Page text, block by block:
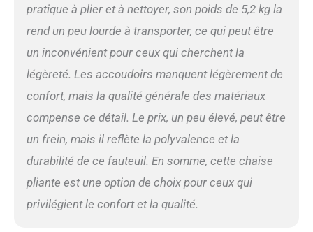
pratique à plier et à nettoyer, son poids de 5,2 kg la
rend un peu lourde à transporter, ce qui peut être
un inconvénient pour ceux qui cherchent la
légèreté. Les accoudoirs manquent légèrement de
confort, mais la qualité générale des matériaux
compense ce détail. Le prix, un peu élevé, peut être
un frein, mais il reflète la polyvalence et la
durabilité de ce fauteuil. En somme, cette chaise
pliante est une option de choix pour ceux qui
privilégient le confort et la qualité.